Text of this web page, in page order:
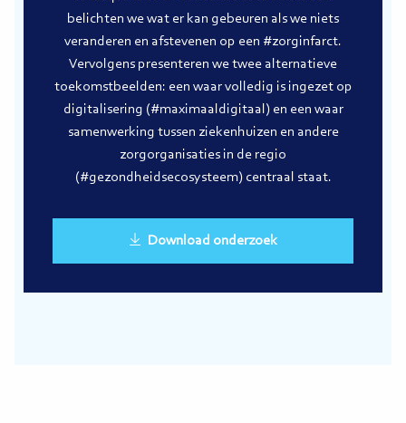
belichten we wat er kan gebeuren als we niets
veranderen en afstevenen op een #zorginfarct.
Vervolgens presenteren we twee alternatieve
toekomstbeelden: een waar volledig is ingezet op
digitalisering (#maximaaldigitaal) en een waar
samenwerking tussen ziekenhuizen en andere
zorgorganisaties in de regio
(#gezondheidsecosysteem) centraal staat.
Download onderzoek